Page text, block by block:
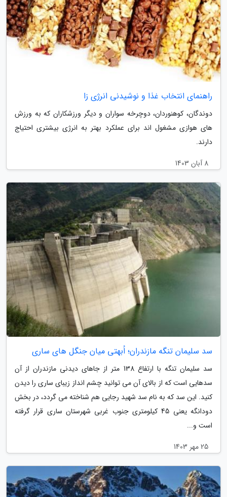
راهنمای انتخاب غذا و نوشیدنی انرژی زا
دوندگان، کوهنوردان، دوچرخه سواران و دیگر ورزشکاران که به ورزش
های هوازی مشغول اند برای عملکرد بهتر به انرژی بیشتری احتیاج
دارند.
8 آبان 1403
سد سلیمان تنگه مازندران؛ اُبهتی میان جنگل های ساری
سد سلیمان تنگه با ارتفاع 138 متر از جاهای دیدنی مازندران از آن
سدهایی است که از بالای آن می توانید چشم انداز زیبای ساری را دیدن
کنید. این سد که به نام سد شهید رجایی هم شناخته می گردد، در بخش
دودانگه یعنی 45 کیلومتری جنوب غربی شهرستان ساری قرار گرفته
است و...
25 مهر 1403